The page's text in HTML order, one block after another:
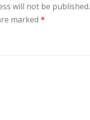
will not be published.
marked *